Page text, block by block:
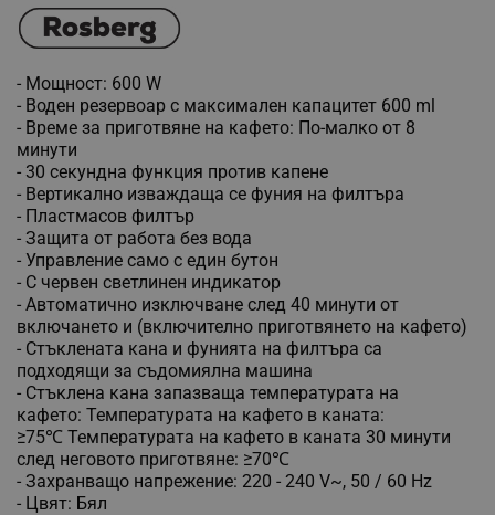
- Мощност: 600 W
- Воден резервоар с максимален капацитет 600 ml
- Време за приготвяне на кафето: По-малко от 8
минути
- 30 секундна функция против капене
- Вертикално изваждаща се фуния на филтъра
- Пластмасов филтър
- Защита от работа без вода
- Управление само с един бутон
- С червен светлинен индикатор
- Автоматично изключване след 40 минути от
включането и (включително приготвянето на кафето)
- Стъклената кана и фунията на филтъра са
подходящи за съдомиялна машина
- Стъклена кана запазваща температурата на
кафето: Температурата на кафето в каната:
≥75℃ Температурата на кафето в каната 30 минути
след неговото приготвяне: ≥70℃
- Захранващо напрежение: 220 - 240 V~, 50 / 60 Hz
- Цвят: Бял